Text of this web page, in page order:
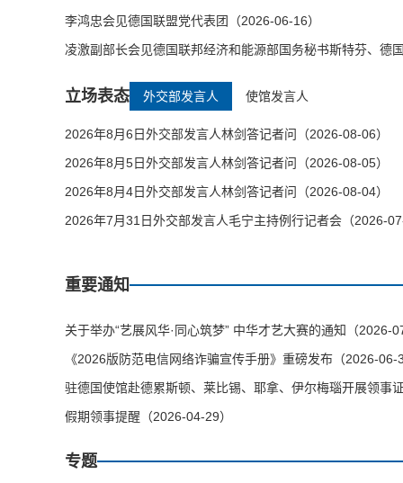
李鸿忠会见德国联盟党代表团（2026-06-16）
凌激副部长会见德国联邦经济和能源部国务秘书斯特芬、德
立场表态 外交部发言人 使馆发言人
2026年8月6日外交部发言人林剑答记者问（2026-08-06）
2026年8月5日外交部发言人林剑答记者问（2026-08-05）
2026年8月4日外交部发言人林剑答记者问（2026-08-04）
2026年7月31日外交部发言人毛宁主持例行记者会（2026-
重要通知
关于举办“艺展风华·同心筑梦” 中华才艺大赛的通知（2026-
《2026版防范电信网络诈骗宣传手册》重磅发布（2026-06-
驻德国使馆赴德累斯顿、莱比锡、耶拿、伊尔梅瑙开展领事
假期领事提醒（2026-04-29）
专题